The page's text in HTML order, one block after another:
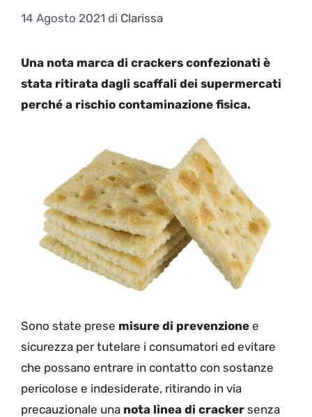
14 Agosto 2021 di Clarissa
Una nota marca di crackers confezionati è
stata ritirata dagli scaffali dei supermercati
perché a rischio contaminazione fisica.
Sono state prese misure di prevenzione e
sicurezza per tutelare i consumatori ed evitare
che possano entrare in contatto con sostanze
pericolose e indesiderate, ritirando in via
precauzionale una nota linea di cracker senza